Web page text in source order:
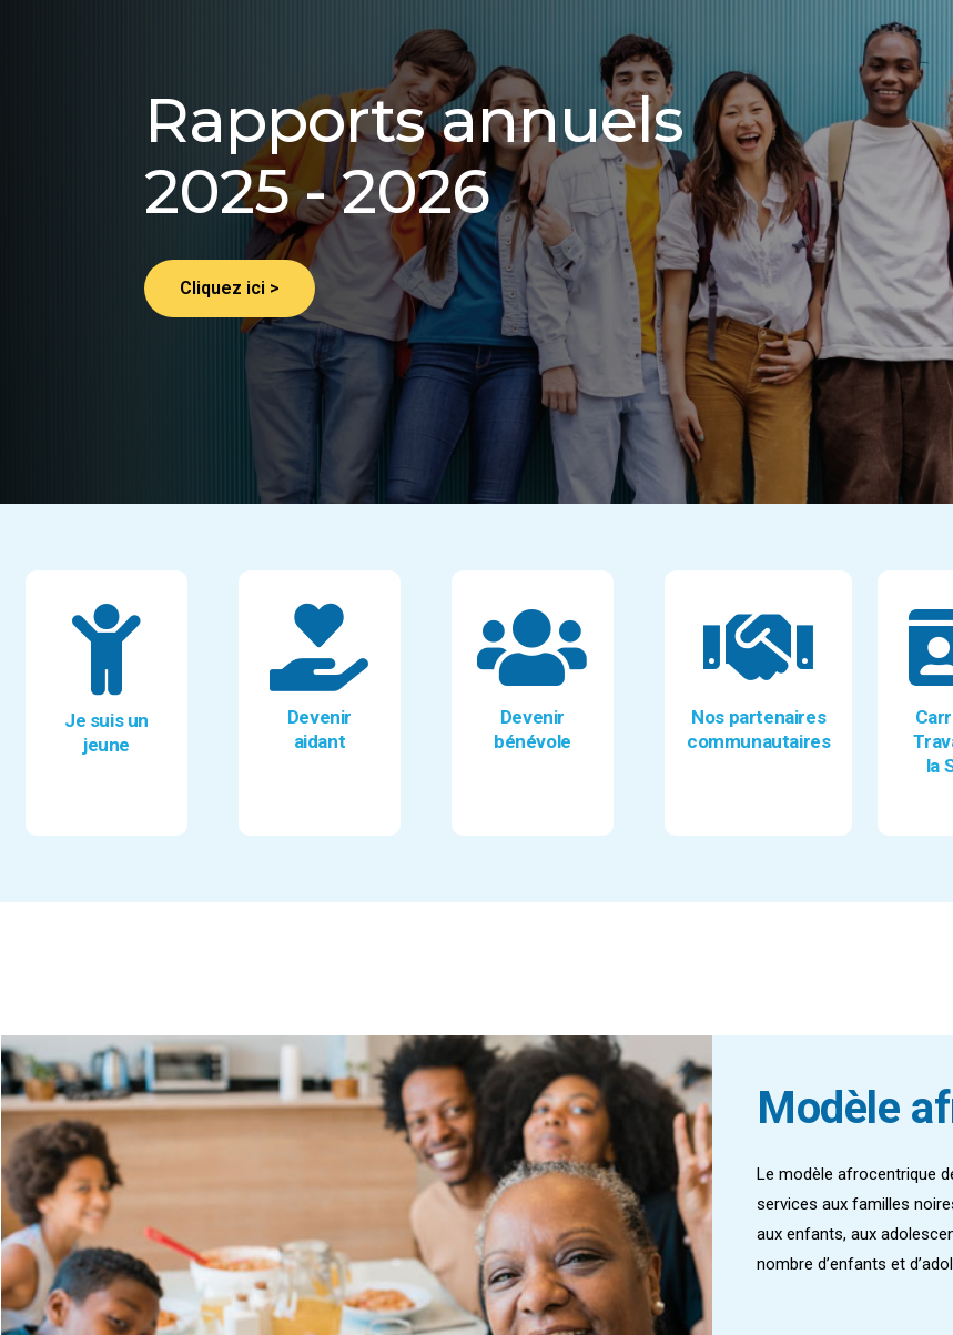
Rapports annuels
2025 - 2026
Cliquez ici >
Je suis un
jeune
Devenir
aidant
Devenir
bénévole
Nos partenaires
communautaires
la
Modèle
Le modèle afrocentrique
services aux familles
aux enfants, aux
nombre d’enfants et